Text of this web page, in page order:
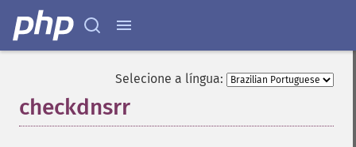
Selecione a língua:
checkdnsrr